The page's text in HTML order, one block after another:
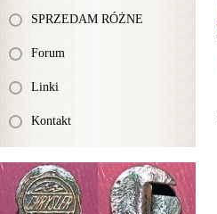
SPRZEDAM RÓŻNE
Forum
Linki
Kontakt